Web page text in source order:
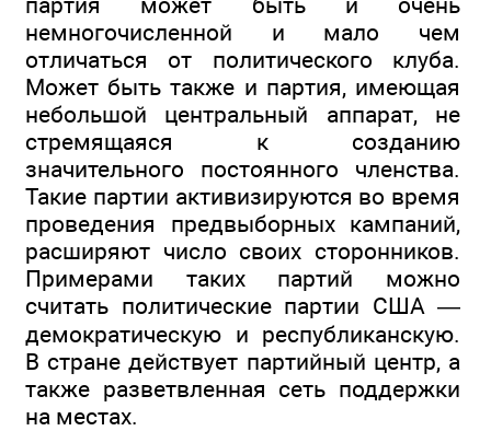
немногочисленной и мало чем
отличаться от политического клуба.
Может быть также и партия, имеющая
небольшой центральный аппарат, не
стремящаяся к созданию
значительного постоянного членства.
Такие партии активизируются во время
проведения предвыборных кампаний,
расширяют число своих сторонников.
Примерами таких партий можно
считать политические партии США —
демократическую и республиканскую.
В стране действует партийный центр, а
также разветвленная сеть поддержки
на местах.